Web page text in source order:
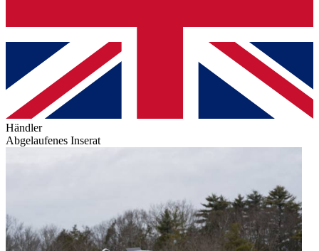
Händler
Abgelaufenes Inserat